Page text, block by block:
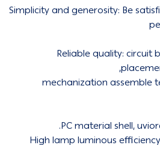
Simplicity and generosity: Be
Reliable quality:
mechanization assemble
PC material shell,
High lamp luminous